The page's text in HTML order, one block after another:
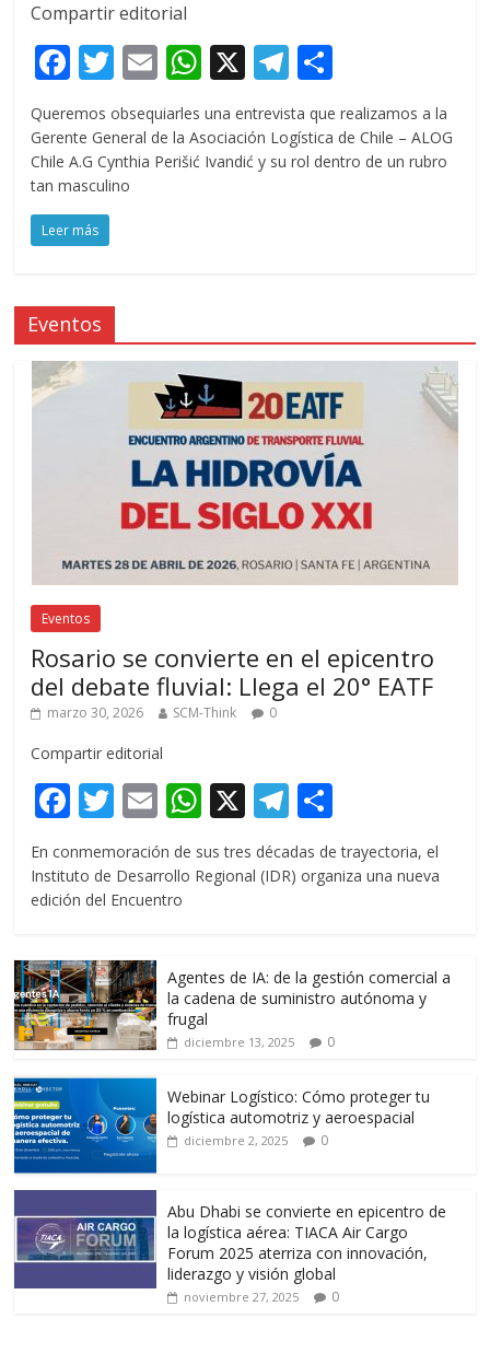
Compartir editorial
F
e
b
o
o
T
w
itt
er
E
m
ai
l
W
at
s
X T
el
e
gr
m
p
Queremos obsequiarles una entrevista que realizamos a la
Gerente General de la Asociación Logística de Chile – ALOG
Chile A.G Cynthia Perišić Ivandić y su rol dentro de un rubro
tan masculino
Leer más
Eventos
Eventos
Rosario se convierte en el epicentro
del debate fluvial: Llega el 20° EATF
marzo 30, 2026 SCM-Think 0
Compartir editorial
F
e
b
o
k
T
itt
er
E
m
ai
l
W
at
p
p
X T
el
e
m
o
m
ti
r
En conmemoración de sus tres décadas de trayectoria, el
Instituto de Desarrollo Regional (IDR) organiza una nueva
edición del Encuentro
Agentes de IA: de la gestión comercial a
la cadena de suministro autónoma y
frugal
diciembre 13, 2025 0
Webinar Logístico: Cómo proteger tu
logística automotriz y aeroespacial
diciembre 2, 2025 0
Abu Dhabi se convierte en epicentro de
la logística aérea: TIACA Air Cargo
Forum 2025 aterriza con innovación,
liderazgo y visión global
noviembre 27, 2025 0